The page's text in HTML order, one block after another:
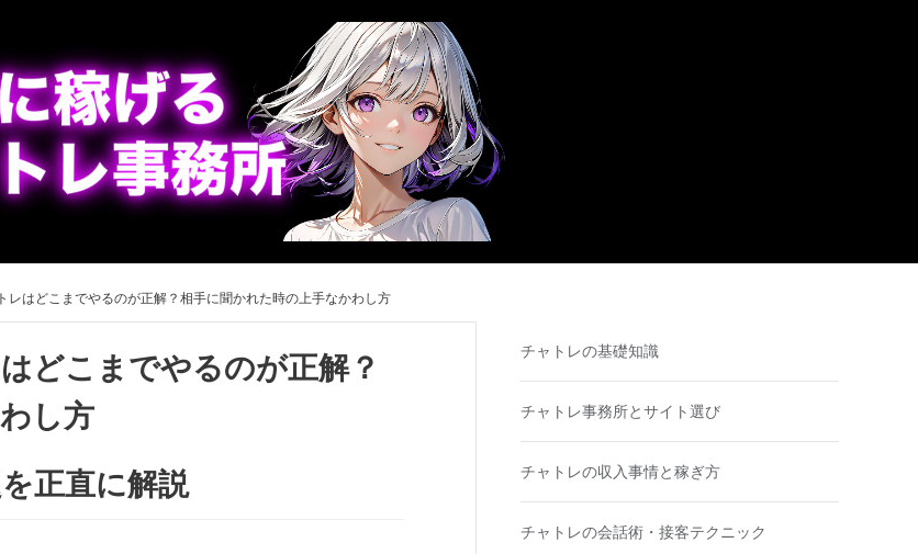
レはどこまでやるのが正解？相手に聞かれた時の上手なかわし方
どこまでやるのが正解？
し方
正直に解説
チャトレの基礎知識
チャトレ事務所とサイト選び
チャトレの収入事情と稼ぎ方
チャトレの会話術・接客テクニック